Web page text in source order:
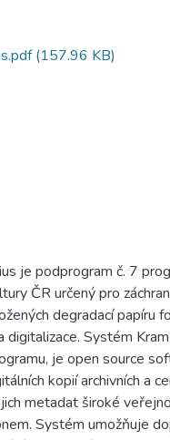
(157.96 KB)
je podprogram č. 7
ČR určený pro
degradací papíru
digitalizace. Systém
je open source
kopií archivních a
metadat široké
Systém umožňuje